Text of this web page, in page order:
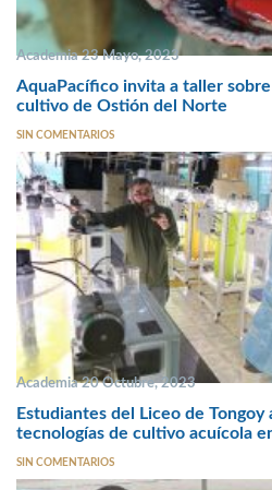
Academia 23 Mayo, 2023
AquaPacífico invita a taller sobre
cultivo de Ostión del Norte
SIN COMENTARIOS
Academia 20 Octubre, 2023
Estudiantes del Liceo de
tecnologías de cultivo acuícola
SIN COMENTARIOS